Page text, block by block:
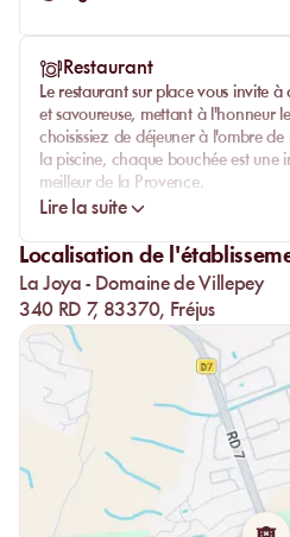
Restaurant
Le restaurant sur place vous invite
et savoureuse, mettant à l'honneur
choisissiez de déjeuner à l'ombre
la piscine, chaque bouchée est une
meilleur de la Provence.
Notre carte variée propose une
salades légères aux grillades
spécialités méditerranéennes.
cuisine authentique, parfaite pour
détente.
Lire la suite
Localisation de
La Joya - Domaine de Villepey
340 RD 7, 83370, Fréjus